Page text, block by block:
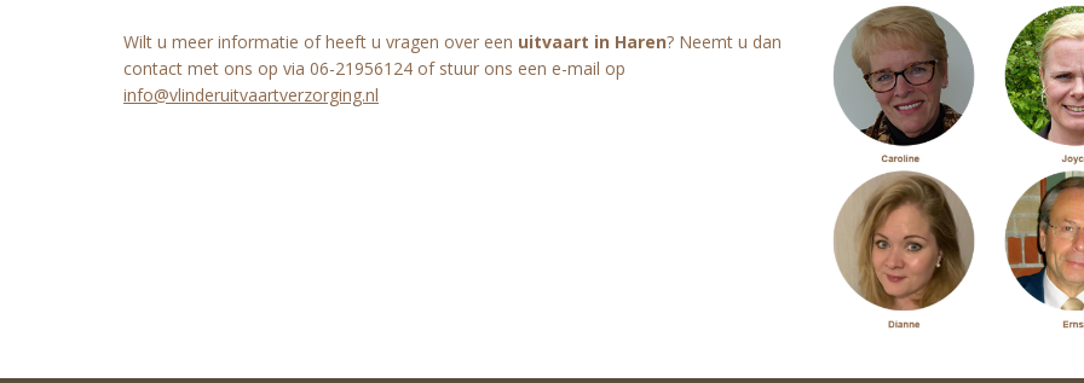
Wilt u meer informatie of heeft u vragen over een uitvaart in Haren? Neemt u dan
contact met ons op via 06-21956124 of stuur ons een e-mail op
info@vlinderuitvaartverzorging.nl